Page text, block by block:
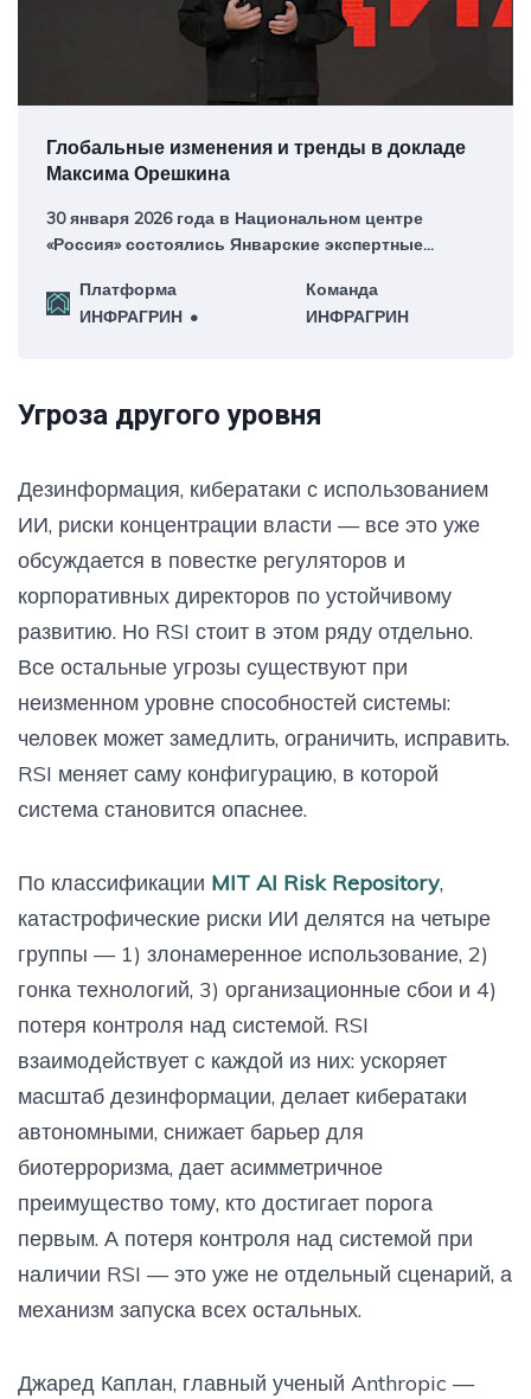
Глобальные изменения и тренды в докладе
Максима Орешкина
30 января 2026 года в Национальном центре
«Россия» состоялись Январские экспертные
Максим Орешкин?
Платформа
ИНФРАГРИН
Команда
ИНФРАГРИН
Угроза другого уровня
Дезинформация, кибератаки с использованием
ИИ, риски концентрации власти — все это уже
обсуждается в повестке регуляторов и
корпоративных директоров по устойчивому
развитию. Но RSI стоит в этом ряду отдельно.
Все остальные угрозы существуют при
неизменном уровне способностей системы:
человек может замедлить, ограничить, исправить.
RSI меняет саму конфигурацию, в которой
система становится опаснее.
По классификации MIT AI Risk Repository,
катастрофические риски ИИ делятся на четыре
группы — 1) злонамеренное использование, 2)
гонка технологий, 3) организационные сбои и 4)
потеря контроля над системой. RSI
взаимодействует с каждой из них: ускоряет
масштаб дезинформации, делает кибератаки
автономными, снижает барьер для
биотерроризма, дает асимметричное
преимущество тому, кто достигает порога
первым. А потеря контроля над системой при
наличии RSI — это уже не отдельный сценарий, а
механизм запуска всех остальных.
Джаред Каплан, главный ученый Anthropic —